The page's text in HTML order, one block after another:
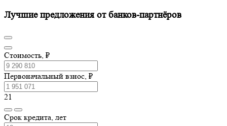
Лучшие предложения от банков-партнёров
Стоимость, ₽
Первоначальный взнос, ₽
21
Срок кредита, лет